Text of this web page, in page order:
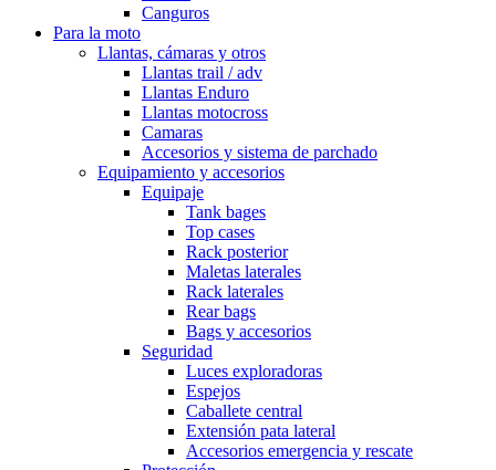
Canguros
Para la moto
Llantas, cámaras y otros
Llantas trail / adv
Llantas Enduro
Llantas motocross
Camaras
Accesorios y sistema de parchado
Equipamiento y accesorios
Equipaje
Tank bages
Top cases
Rack posterior
Maletas laterales
Rack laterales
Rear bags
Bags y accesorios
Seguridad
Luces exploradoras
Espejos
Caballete central
Extensión pata lateral
Accesorios emergencia y rescate